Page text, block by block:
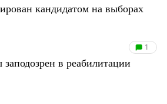
кандидатом на выборах
1
в реабилитации